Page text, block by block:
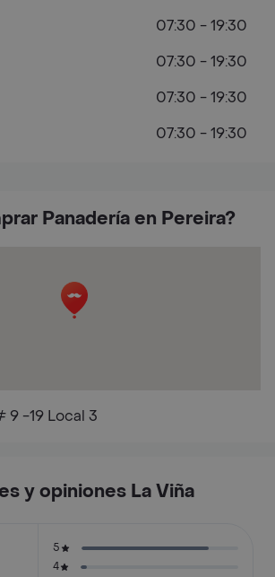
Panadería en Pereira?
9 -19 Local 3
07:30 - 19:30
07:30 - 19:30
07:30 - 19:30
07:30 - 19:30
y opiniones La Viña
5
4